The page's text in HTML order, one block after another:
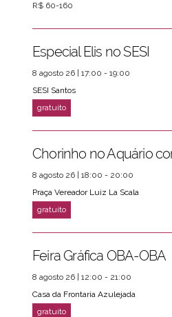
R$ 60-160
Especial Elis no SESI
8 agosto 26 | 17:00 - 19:00
SESI Santos
8 agosto 26 | 18:00 - 20:00
Praça Vereador Luiz La Scala
Feira Gráfica OBA-OBA
8 agosto 26 | 12:00 - 21:00
Casa da Frontaria Azulejada